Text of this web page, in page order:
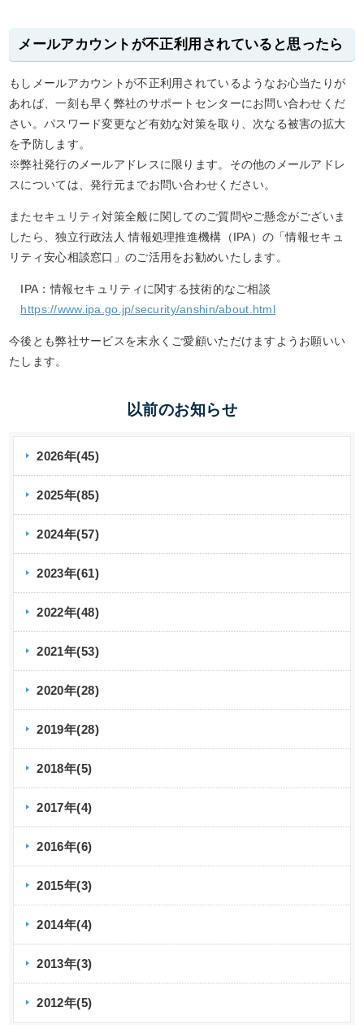
メールアカウントが不正利用されていると思ったら
もしメールアカウントが不正利用されているようなお心当たりが
あれば、一刻も早く弊社のサポートセンターにお問い合わせくだ
さい。パスワード変更など有効な対策を取り、次なる被害の拡大
を予防します。
※弊社発行のメールアドレスに限ります。その他のメールアドレ
スについては、発行元までお問い合わせください。
またセキュリティ対策全般に関してのご質問やご懸念がございま
したら、独立行政法人 情報処理推進機構（IPA）の「情報セキュ
リティ安心相談窓口」のご活用をお勧めいたします。
IPA：情報セキュリティに関する技術的なご相談
https://www.ipa.go.jp/security/anshin/about.html
今後とも弊社サービスを末永くご愛顧いただけますようお願いい
たします。
以前のお知らせ
2026年(45)
2025年(85)
2024年(57)
2023年(61)
2022年(48)
2021年(53)
2020年(28)
2019年(28)
2018年(5)
2017年(4)
2016年(6)
2015年(3)
2014年(4)
2013年(3)
2012年(5)